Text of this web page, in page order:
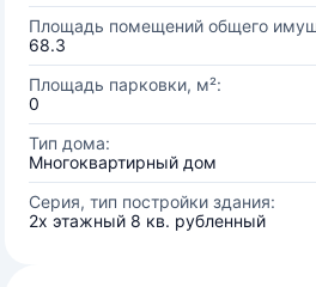
Площадь помещений общего
68.3
Площадь парковки, м²:
0
Тип дома:
Многоквартирный дом
Серия, тип постройки здания:
2х этажный 8 кв. рубленный